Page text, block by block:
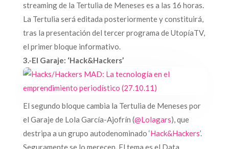
streaming de la Tertulia de Meneses es a las 16 horas.
La Tertulia será editada posteriormente y constituirá,
tras la presentación del tercer programa de UtopíaTV,
el primer bloque informativo.
3.-El Garaje: ‘Hack&Hackers’
El segundo bloque cambia la Tertulia de Meneses por
el Garaje de Lola García-Ajofrín (@Lolagars), que
destripa a un grupo autodenominado ‘Hack&Hackers’.
Seguramente se lo merecen. El tema es el Data